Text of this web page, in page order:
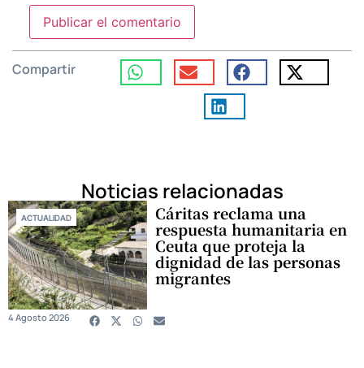
Compartir
Noticias relacionadas
ACTUALIDAD Cáritas reclama una
respuesta humanitaria en
Ceuta que proteja la
dignidad de las personas
migrantes
4 Agosto 2026